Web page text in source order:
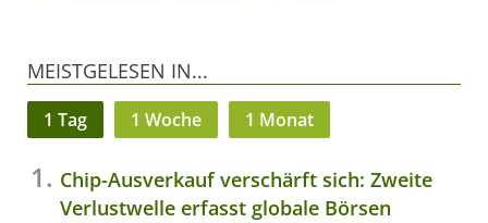
MEISTGELESEN IN...
1 Tag 1 Woche 1 Monat
Chip-Ausverkauf verschärft sich: Zweite
Verlustwelle erfasst globale Börsen